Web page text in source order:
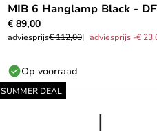
MIB 6 Hanglamp Black -
€ 89,00
adviesprijs€ 112,00 adviesprijs -€
Op voorraad
SUMMER DEAL